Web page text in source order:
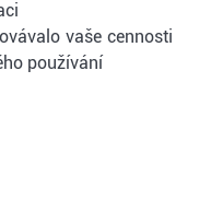
vaše cennosti
používání